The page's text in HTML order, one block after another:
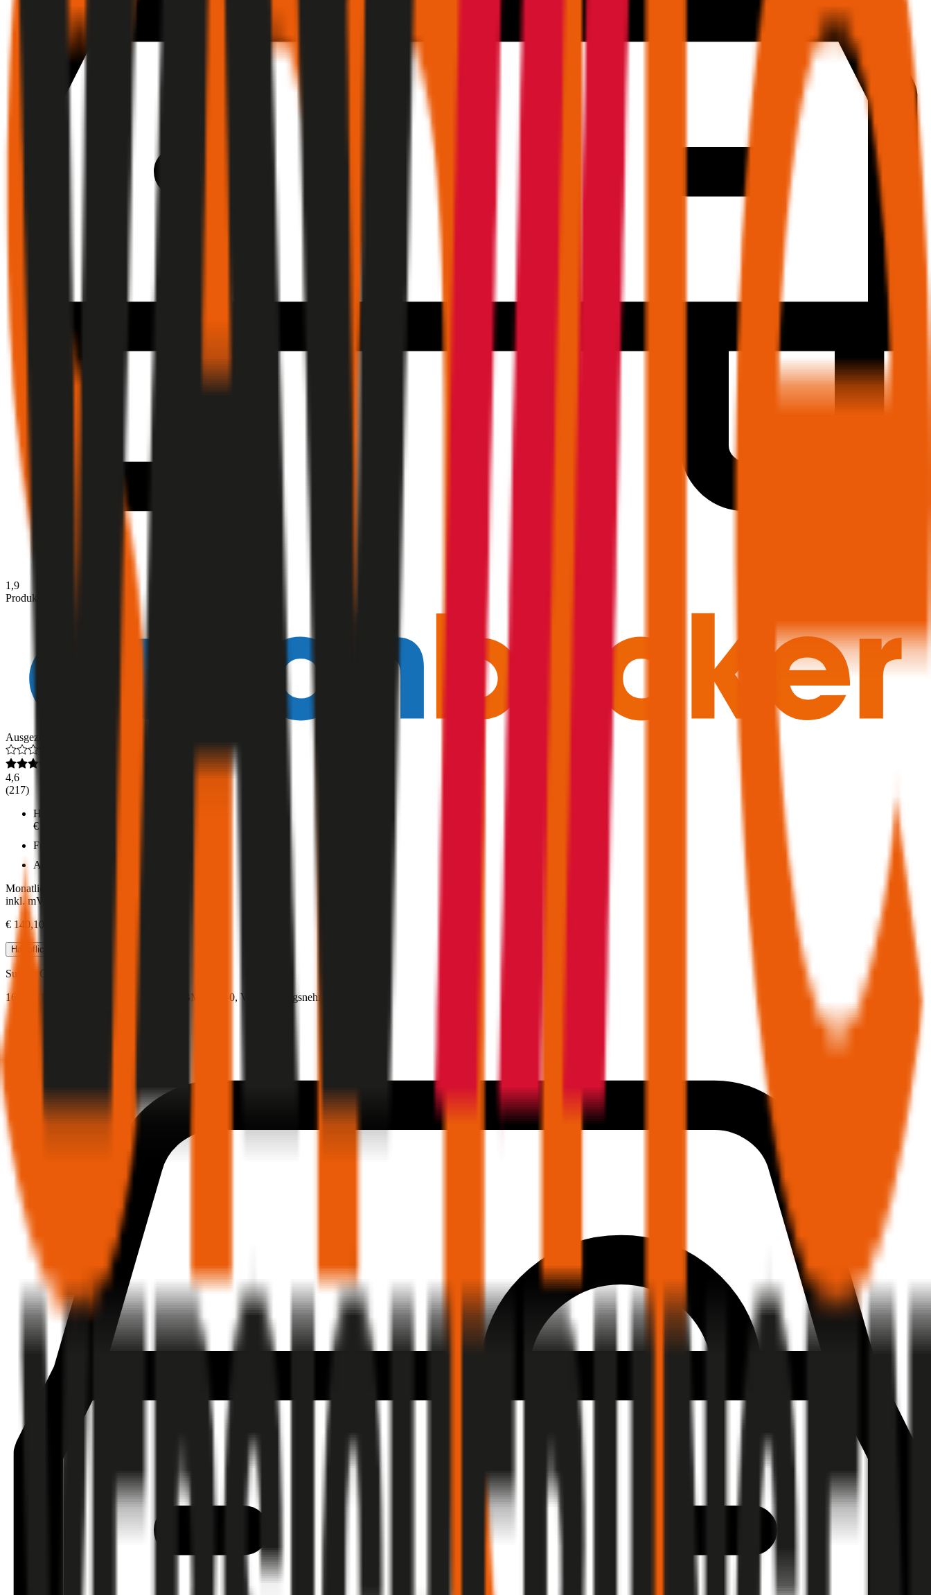
1,9
Produktnote
Ausgezeichnet
4,6
(217)
Haftpflicht
€ 20 Mio.
Freischaden
Assistance
Monatliche Prämie
inkl. mVSt.
€ 140,10
Haftpflicht
Subaru
Outback, Teilkasko
169 PS/124 KW, benzin, Baujahr 2025,
BM-Stufe 0, Versicherungsnehmer 30 Jahre